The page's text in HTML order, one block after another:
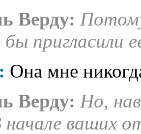
Верду:
пригласили
Она мне
Верду: Но,
ваших